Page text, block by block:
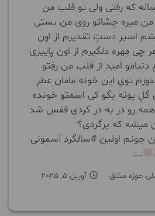
که رفتی ولی تو قلب من
میره چشاتو روی من بستی
اسیر دستِ تقدیرم از اون
چی مِهره دلگیرم از اون پاییزی
امید از قلب من رفتو
تویِ این خونه مامان عطرِ
گلِ پونه بگو کی اسمتو خونده
رو در به در کردی قفس شد
میشه که برگردی؟
جونم اولین #سالگرد آسمونی
...
حوزه مشق آوریل 5, 2025